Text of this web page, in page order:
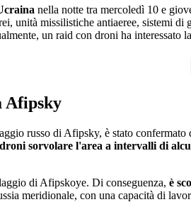
nella notte tra mercoledì 10 e
unità missilistiche antiaeree, sistemi
un raid con droni ha interessato la
Afipsky
russo di Afipsky, è stato
sorvolare l'area a intervalli di
di Afipskoye. Di conseguenza, è
meridionale, con una capacità di